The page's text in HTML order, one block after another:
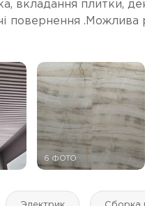
вкладання плитки,
повернення
6 ФОТО